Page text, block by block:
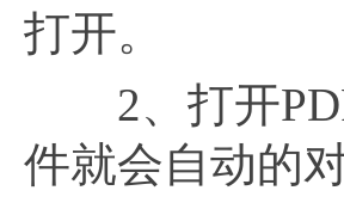
打开。
2、打开PDF
件就会自动的